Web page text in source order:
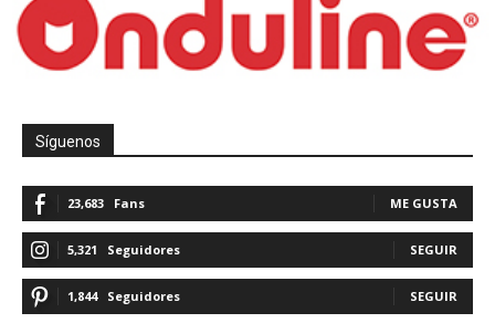
Síguenos
23,683 Fans ME GUSTA
5,321 Seguidores SEGUIR
1,844 Seguidores SEGUIR